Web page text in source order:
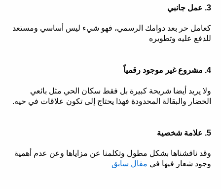
3. عمل جانبي
كعامل حر بعد دوامك الرسمي، فهو شيء ليس أساسي ومستعد
للدفع عليه وتطويره
4. مشروع غير موجود رقمياً
ولا يريد أيضا شريحة كبيرة بل فقط سكان الحي مثل بائعي
الخضار والبقالة المحدودة فهذا يحتاج إلى تكون علاقات في حيه.
5. علامة شخصية
وقد ناقشناها بشكل مطول وتكلمنا عن مزاياها وعن عدم أهمية
وجود شعار فيها في مقال سابق